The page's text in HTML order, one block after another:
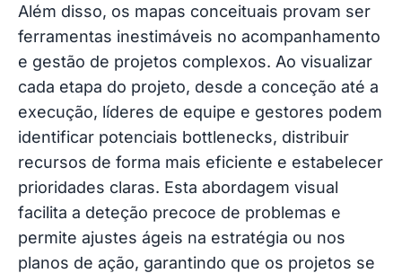
Além disso, os mapas conceituais provam ser
ferramentas inestimáveis no acompanhamento
e gestão de projetos complexos. Ao visualizar
cada etapa do projeto, desde a conceção até a
execução, líderes de equipe e gestores podem
identificar potenciais bottlenecks, distribuir
recursos de forma mais eficiente e estabelecer
prioridades claras. Esta abordagem visual
facilita a deteção precoce de problemas e
permite ajustes ágeis na estratégia ou nos
planos de ação, garantindo que os projetos se